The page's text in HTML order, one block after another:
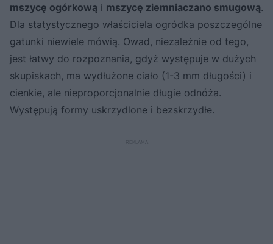
mszycę ogórkową i mszycę ziemniaczano smugową.
Dla statystycznego właściciela ogródka poszczególne
gatunki niewiele mówią. Owad, niezależnie od tego,
jest łatwy do rozpoznania, gdyż występuje w dużych
skupiskach, ma wydłużone ciało (1-3 mm długości) i
cienkie, ale nieproporcjonalnie długie odnóża.
Występują formy uskrzydlone i bezskrzydłe.